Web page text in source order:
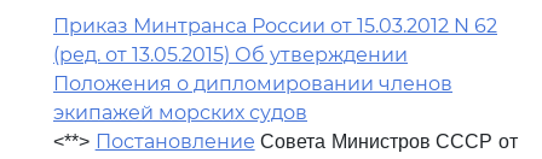
Приказ Минтранса России от 15.03.2012 N 62
(ред. от 13.05.2015) Об утверждении
Положения о дипломировании членов
экипажей морских судов
<**> Постановление Совета Министров СССР от